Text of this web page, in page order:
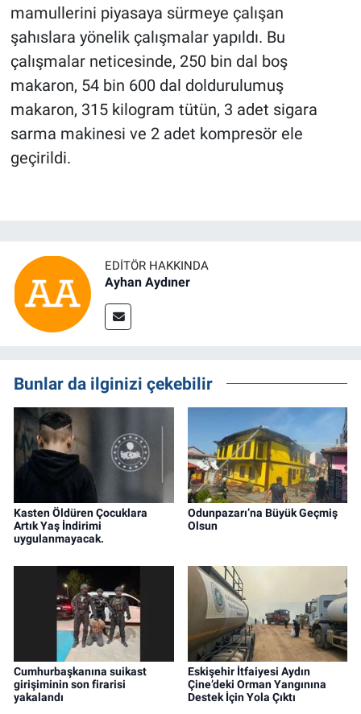
mamullerini piyasaya sürmeye çalışan
şahıslara yönelik çalışmalar yapıldı. Bu
çalışmalar neticesinde, 250 bin dal boş
makaron, 54 bin 600 dal doldurulumuş
makaron, 315 kilogram tütün, 3 adet sigara
sarma makinesi ve 2 adet kompresör ele
geçirildi.
EDITÖR HAKKINDA
Ayhan Aydıner
Bunlar da ilginizi çekebilir
Kasten Öldüren Çocuklara
Artık Yaş İndirimi
uygulanmayacak.
Odunpazarı’na Büyük Geçmiş
Olsun
Cumhurbaşkanına suikast
girişiminin son firarisi
yakalandı
Eskişehir İtfaiyesi Aydın
Çine’deki Orman Yangınına
Destek İçin Yola Çıktı